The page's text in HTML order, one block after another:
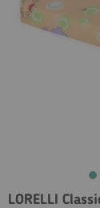
LORELLI